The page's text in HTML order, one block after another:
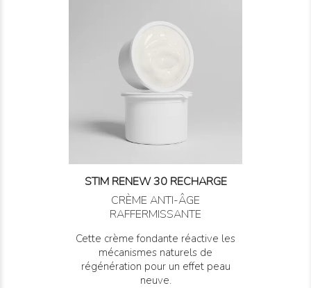
STIM RENEW 30 RECHARGE
CRÈME ANTI-ÂGE
RAFFERMISSANTE
Cette crème fondante réactive les
mécanismes naturels de
régénération pour un effet peau
neuve.